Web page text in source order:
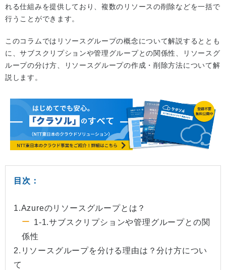
れる仕組みを提供しており、複数のリソースの削除などを一括で
行うことができます。
このコラムではリソースグループの概念について解説するととも
に、サブスクリプションや管理グループとの関係性、リソースグ
ループの分け方、リソースグループの作成・削除方法について解
説します。
目次：
1.Azureのリソースグループとは？
1-1.サブスクリプションや管理グループとの関
係性
2.リソースグループを分ける理由は？分け方につい
て